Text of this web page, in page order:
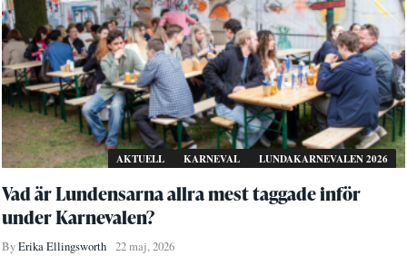
AKTUELL KARNEVAL LUNDAKARNEVALEN 2026
Vad är Lundensarna allra mest taggade inför
under Karnevalen?
ByErika Ellingsworth 22 maj, 2026